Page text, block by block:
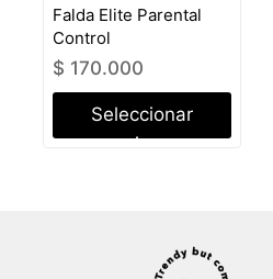
Falda Elite Parental
Control
$ 170.000
Seleccionar
opciones